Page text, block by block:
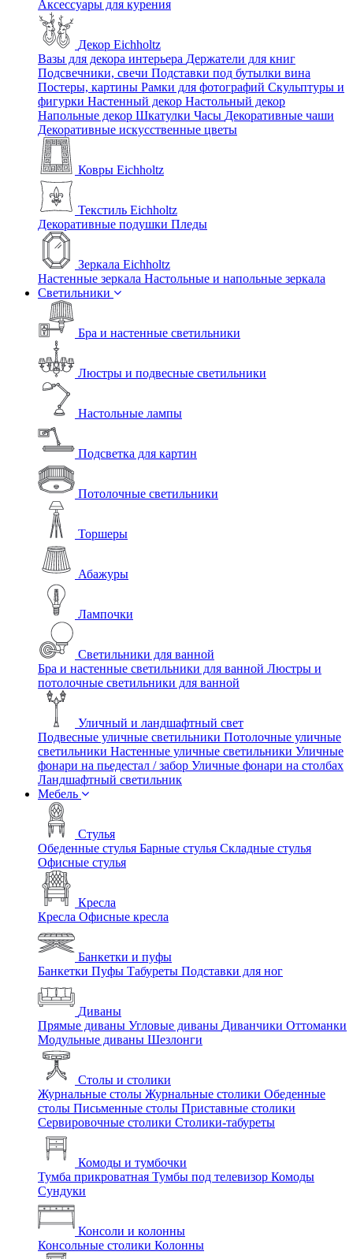
Аксессуары для курения
Декор Eichholtz
Вазы для декора интерьера Держатели для книг
Подсвечники, свечи Подставки под бутылки вина
Постеры, картины Рамки для фотографий Скульптуры и
фигурки Настенный декор Настольный декор
Напольные декор Шкатулки Часы Декоративные чаши
Декоративные искусственные цветы
Ковры Eichholtz
Текстиль Eichholtz
Декоративные подушки Пледы
Зеркала Eichholtz
Настенные зеркала Настольные и напольные зеркала
Светильники
Бра и настенные светильники
Люстры и подвесные светильники
Настольные лампы
Подсветка для картин
Потолочные светильники
Торшеры
Абажуры
Лампочки
Светильники для ванной
Бра и настенные светильники для ванной Люстры и
потолочные светильники для ванной
Уличный и ландшафтный свет
Подвесные уличные светильники Потолочные уличные
светильники Настенные уличные светильники Уличные
фонари на пьедестал / забор Уличные фонари на столбах
Ландшафтный светильник
Мебель
Стулья
Обеденные стулья Барные стулья Складные стулья
Офисные стулья
Кресла
Кресла Офисные кресла
Банкетки и пуфы
Банкетки Пуфы Табуреты Подставки для ног
Диваны
Прямые диваны Угловые диваны Диванчики Оттоманки
Модульные диваны Шезлонги
Столы и столики
Журнальные столы Журнальные столики Обеденные
столы Письменные столы Приставные столики
Сервировочные столики Столики-табуреты
Комоды и тумбочки
Тумба прикроватная Тумбы под телевизор Комоды
Сундуки
Консоли и колонны
Консольные столики Колонны